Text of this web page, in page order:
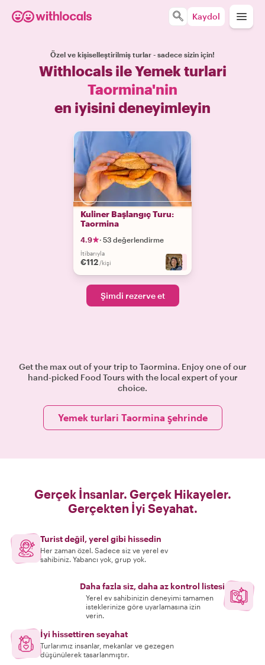
Kaydol
Özel ve kişiselleştirilmiş turlar - sadece sizin için!
Withlocals ile Yemek turlari
Taormina'nin
en iyisini deneyimleyin
Kuliner Başlangıç Turu:
Taormina
4.9 · 53 değerlendirme
İtibarıyla
€112 /kişi +2
Şimdi rezerve et
Get the max out of your trip to Taormina. Enjoy one of our
hand-picked Food Tours with the local expert of your
choice.
Yemek turlari Taormina şehrinde
Gerçek İnsanlar. Gerçek Hikayeler.
Gerçekten İyi Seyahat.
Turist değil, yerel gibi hissedin
Her zaman özel. Sadece siz ve yerel ev
sahibiniz. Yabancı yok, grup yok.
Daha fazla siz, daha az kontrol listesi
Yerel ev sahibinizin deneyimi tamamen
isteklerinize göre uyarlamasına izin
verin.
İyi hissettiren seyahat
Turlarımız insanlar, mekanlar ve gezegen
düşünülerek tasarlanmıştır.